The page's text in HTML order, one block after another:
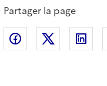
Partager la page
Partager surPartager